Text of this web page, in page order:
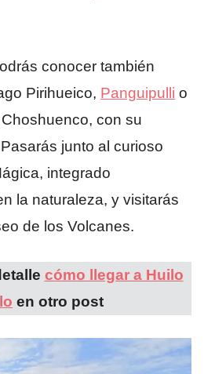
conocer también
Pirihueico, Panguipulli o
con su
junto al curioso
integrado
la naturaleza, y visitarás
de los Volcanes.
cómo llegar a Huilo
en otro post